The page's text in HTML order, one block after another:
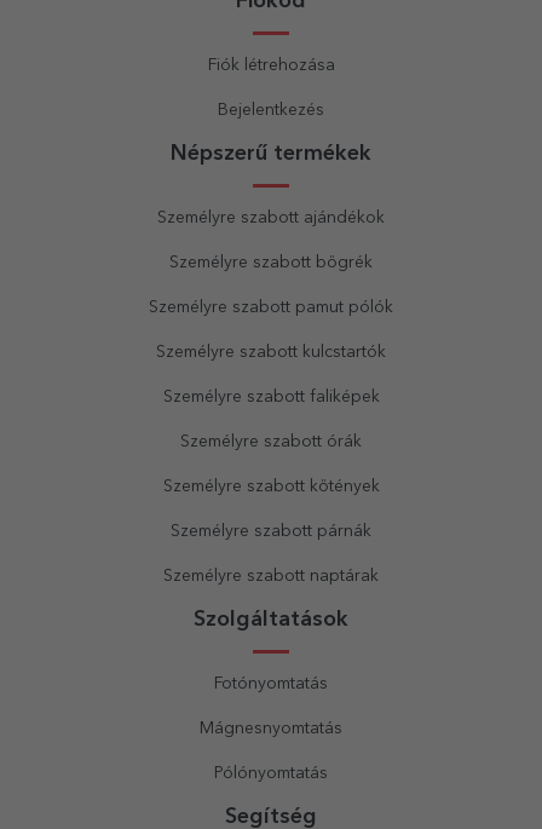
Fiók létrehozása
Bejelentkezés
Népszerű termékek
Személyre szabott ajándékok
Személyre szabott bögrék
Személyre szabott pamut pólók
Személyre szabott kulcstartók
Személyre szabott faliképek
Személyre szabott órák
Személyre szabott kötények
Személyre szabott párnák
Személyre szabott naptárak
Szolgáltatások
Fotónyomtatás
Mágnesnyomtatás
Pólónyomtatás
Segítség